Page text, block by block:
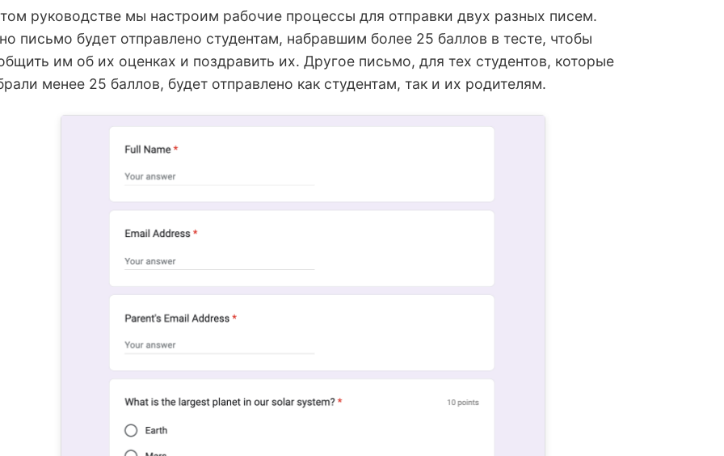
руководстве мы настроим рабочие процессы для отправки двух разных писем.
письмо будет отправлено студентам, набравшим более 25 баллов в тесте, чтобы
им об их оценках и поздравить их. Другое письмо, для тех студентов, которые
менее 25 баллов, будет отправлено как студентам, так и их родителям.